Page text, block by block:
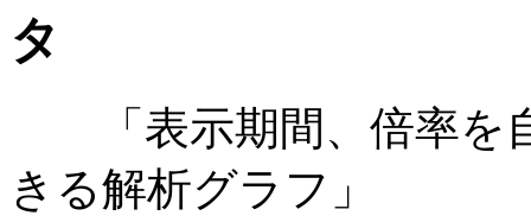
タ
「表示期間、倍率を
きる解析グラフ」